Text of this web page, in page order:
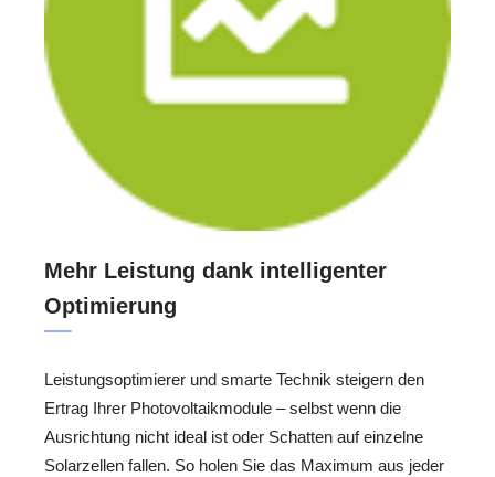
Mehr Leistung dank intelligenter
Optimierung
Leistungsoptimierer und smarte Technik steigern den
Ertrag Ihrer Photovoltaikmodule – selbst wenn die
Ausrichtung nicht ideal ist oder Schatten auf einzelne
Solarzellen fallen. So holen Sie das Maximum aus jeder